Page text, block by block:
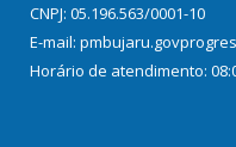
CNPJ: 05.196.563/0001-10
E-mail:
Horário de atendimento: